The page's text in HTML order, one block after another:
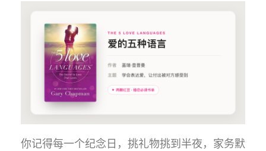
你记得每一个纪念日，挑礼物挑到半夜，家务默